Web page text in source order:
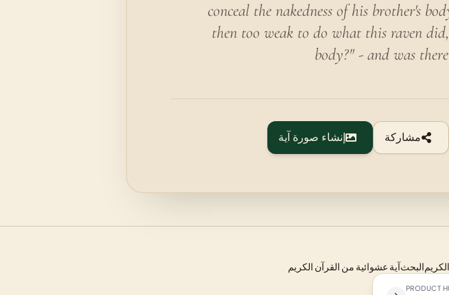
conceal the nakedness of his brother's
then too weak to do what this raven
body?" - and was
مشاركة إنشاء صورة آية
البحثآية عشوائية من القرآن الكريم
PRODUCT